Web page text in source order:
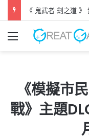
《 鬼武者 劍之道
Menu
《模擬市
戰》主題